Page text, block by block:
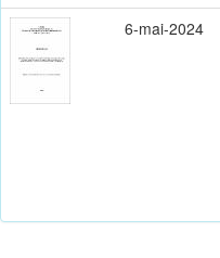
6-mai-2024